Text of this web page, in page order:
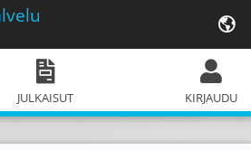
JULKAISUT KIRJAUDU